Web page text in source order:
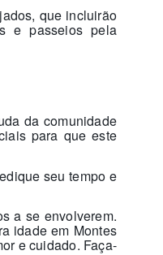
que incluirão
e passeios pela
da comunidade
para que este
seu tempo e
a se envolverem.
idade em Montes
e cuidado. Faça-